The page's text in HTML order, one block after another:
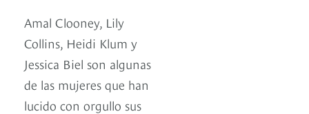
Amal Clooney, Lily
Collins, Heidi Klum y
Jessica Biel son algunas
de las mujeres que han
lucido con orgullo sus